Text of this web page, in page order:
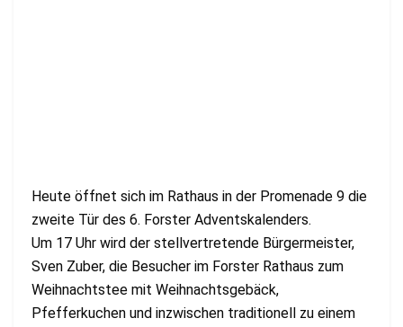
Heute öffnet sich im Rathaus in der Promenade 9 die
zweite Tür des 6. Forster Adventskalenders.
Um 17 Uhr wird der stellvertretende Bürgermeister,
Sven Zuber, die Besucher im Forster Rathaus zum
Weihnachtstee mit Weihnachtsgebäck,
Pfefferkuchen und inzwischen traditionell zu einem